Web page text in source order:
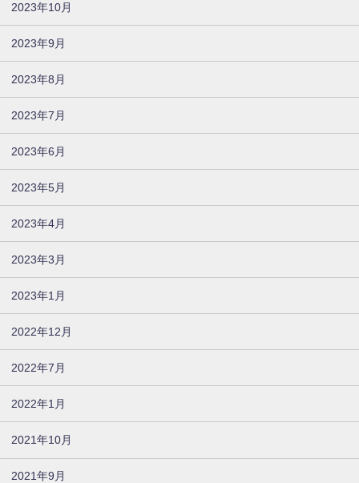
2023年10月
2023年9月
2023年8月
2023年7月
2023年6月
2023年5月
2023年4月
2023年3月
2023年1月
2022年12月
2022年7月
2022年1月
2021年10月
2021年9月